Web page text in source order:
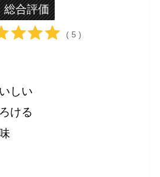
総合評価
( 5 )
しい
ける